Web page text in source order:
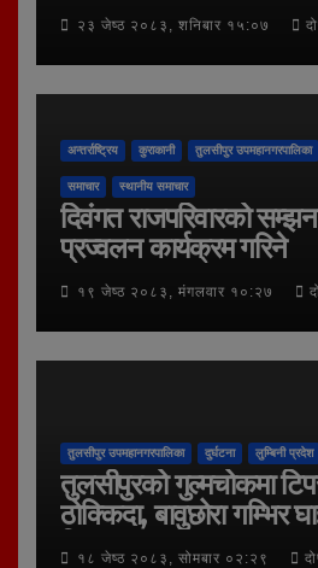
२३ जेष्ठ २०८३, शनिबार १५:०७
अन्तर्राष्ट्रिय कुराकानी तुलसीपुर उपमहानगरपालिका
समाचार स्थानीय समाचार
दिवंगत राजपरिवारको
प्रज्वलन कार्यक्रम गरिने
१९ जेष्ठ २०८३, मंगलवार १०:२७
तुलसीपुर उपमहानगरपालिका दुर्घटना लुम्बिनी प्रदेश
तुलसीपुरको गुल्मचोकमा
ठोक्किदा, बावुछोरा गम्भिर
रिफर
१८ जेष्ठ २०८३, सोमबार ०२:२९